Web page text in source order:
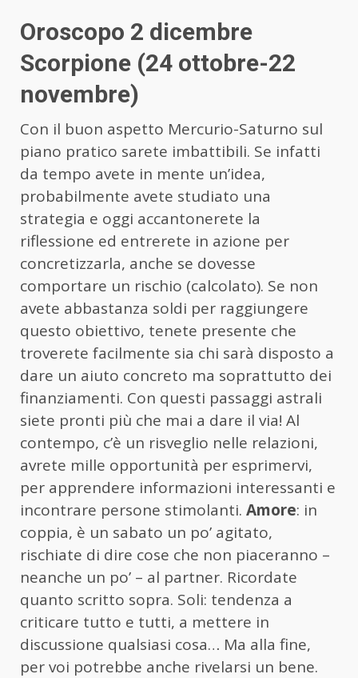
Oroscopo 2 dicembre
Scorpione (24 ottobre-22
novembre)
Con il buon aspetto Mercurio-Saturno sul
piano pratico sarete imbattibili. Se infatti
da tempo avete in mente un’idea,
probabilmente avete studiato una
strategia e oggi accantonerete la
riflessione ed entrerete in azione per
concretizzarla, anche se dovesse
comportare un rischio (calcolato). Se non
avete abbastanza soldi per raggiungere
questo obiettivo, tenete presente che
troverete facilmente sia chi sarà disposto a
dare un aiuto concreto ma soprattutto dei
finanziamenti. Con questi passaggi astrali
siete pronti più che mai a dare il via! Al
contempo, c’è un risveglio nelle relazioni,
avrete mille opportunità per esprimervi,
per apprendere informazioni interessanti e
incontrare persone stimolanti. Amore: in
coppia, è un sabato un po’ agitato,
rischiate di dire cose che non piaceranno –
neanche un po’ – al partner. Ricordate
quanto scritto sopra. Soli: tendenza a
criticare tutto e tutti, a mettere in
discussione qualsiasi cosa… Ma alla fine,
per voi potrebbe anche rivelarsi un bene.